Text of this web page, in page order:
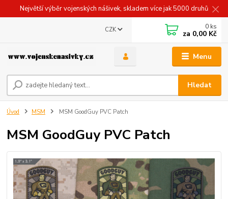
Největší výběr vojenských nášivek, skladem více jak 5000 druhů
Menu
CZK
Hledat
0 ks
za 0,00 Kč
Úvod MSM MSM GoodGuy PVC Patch
MSM GoodGuy PVC Patch